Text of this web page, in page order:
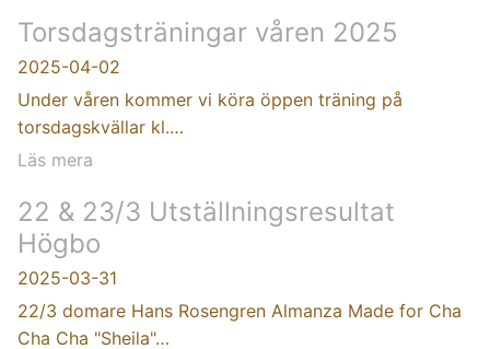
Torsdagsträningar våren 2025
2025-04-02
Under våren kommer vi köra öppen träning på
torsdagskvällar kl.…
Läs mera
22 & 23/3 Utställningsresultat
Högbo
2025-03-31
22/3 domare Hans Rosengren Almanza Made for Cha
Cha Cha "Sheila"…